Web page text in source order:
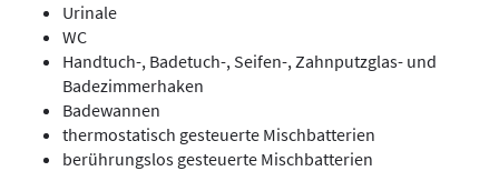
Urinale
WC
Handtuch-, Badetuch-, Seifen-, Zahnputzglas- und
Badezimmerhaken
Badewannen
thermostatisch gesteuerte Mischbatterien
berührungslos gesteuerte Mischbatterien